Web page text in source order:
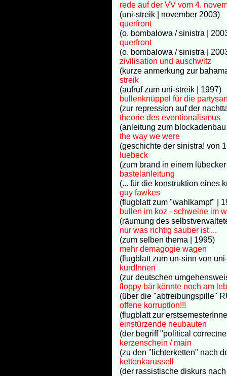
rede auf der VV vom 4.
(uni-streik | november 2003)
querfront
(o. bombalowa / sinistra |
querfront
(o. bombalowa / sinistra |
zivilisation und auschwitz
(kurze anmerkung zur
streik
(aufruf zum uni-streik | 1997)
bullenknüppel für die
(zur repression auf der
theorie des eventionalismus
(anleitung zum
the way we were
(geschichte der sinistra! von
luebeck
(zum brand in einem
bastelanleitung
(... für die konstruktion eines
guy fawkes
(flugblatt zum "wahlkampf" |
bullen im koz - schweine im
(räumung des
nur was richtig sauber ist ...
(zum selben thema | 1995)
mehr demagogie wagen
(flugblatt zum un-sinn von
kurdInnen
(zur deutschen
floppy bär könnte noch am
(über die "abtreibungspille"
offene korruption!!!
(flugblatt zur
einstürzende neubauten
(der begriff "political
kerzenschein / main
(zu den "lichterketten" nach
kettenkarussell
(der rassistische diskurs